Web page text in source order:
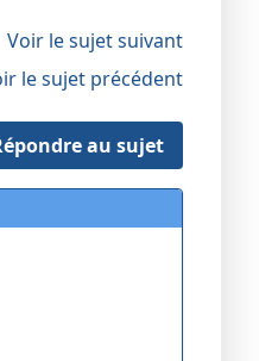
Voir le sujet suivant
le sujet précédent
au sujet